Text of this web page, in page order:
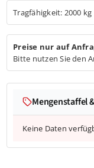
Tragfähigkeit: 2000 kg
Preise nur auf
Bitte nutzen Sie den
Mengenstaffel
Keine Daten